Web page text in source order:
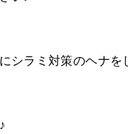
シラミ対策のヘナ